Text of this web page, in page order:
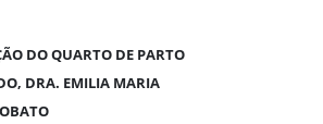
DO QUARTO DE PARTO
DRA. EMILIA MARIA